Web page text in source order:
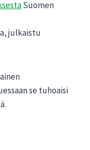
Suomen
julkaistu
se tuhoaisi